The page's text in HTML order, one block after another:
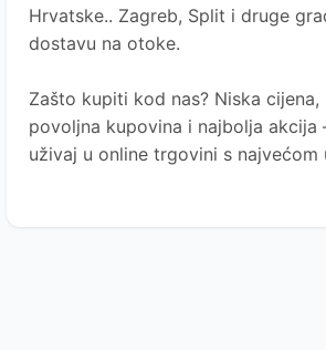
Hrvatske.. Zagreb, Split i druge
dostavu na otoke.
Zašto kupiti kod nas? Niska
povoljna kupovina i najbolja akcija
uživaj u online trgovini s najvećom